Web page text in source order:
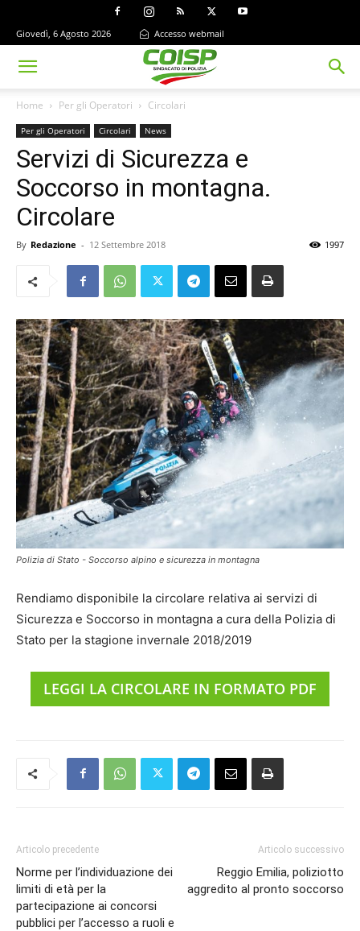
Giovedì, 6 Agosto 2026 Accesso webmail
Home Per gli Operatori Circolari
Per gli Operatori Circolari News
Servizi di Sicurezza e
Soccorso in montagna.
Circolare
By Redazione - 12 Settembre 2018 1997
Polizia di Stato - Soccorso alpino e sicurezza in montagna
Rendiamo disponibile la circolare relativa ai servizi di
Sicurezza e Soccorso in montagna a cura della Polizia di
Stato per la stagione invernale 2018/2019
LEGGI LA CIRCOLARE IN FORMATO PDF
Articolo precedente
Norme per l’individuazione dei
limiti di età per la
partecipazione ai concorsi
pubblici per l’accesso a ruoli e
Articolo successivo
Reggio Emilia, poliziotto
aggredito al pronto soccorso